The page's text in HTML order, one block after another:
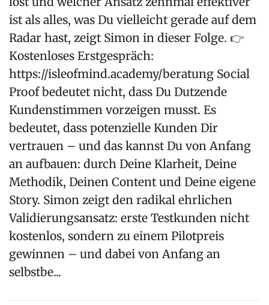
ist als alles, was Du vielleicht gerade auf dem
Radar hast, zeigt Simon in dieser Folge. 👉
Kostenloses Erstgespräch:
https://isleofmind.academy/beratung Social
Proof bedeutet nicht, dass Du Dutzende
Kundenstimmen vorzeigen musst. Es
bedeutet, dass potenzielle Kunden Dir
vertrauen – und das kannst Du von Anfang
an aufbauen: durch Deine Klarheit, Deine
Methodik, Deinen Content und Deine eigene
Story. Simon zeigt den radikal ehrlichen
Validierungsansatz: erste Testkunden nicht
kostenlos, sondern zu einem Pilotpreis
gewinnen – und dabei von Anfang an
selbstbe...